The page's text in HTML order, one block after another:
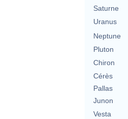
Saturne
Uranus
Neptune
Pluton
Chiron
Cérès
Pallas
Junon
Vesta